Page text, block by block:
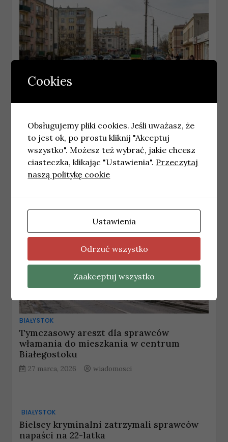
Skuteczna interwencja policjantów po
służbie. 39-latek aresztowany za serię
przestępstw
15 czerwca, 2026 wiadomosci
BIAŁYSTOK
Tymczasowy areszt dla sprawców
włamania do mieszkania w centrum
Białegostoku
27 marca, 2026 wiadomosci
BIAŁYSTOK
Bielscy kryminalni zatrzymali sprawców
napaści na 22-latka
Cookies
Obsługujemy pliki cookies. Jeśli uważasz, że
to jest ok, po prostu kliknij "Akceptuj
wszystko". Możesz też wybrać, jakie chcesz
ciasteczka, klikając "Ustawienia". Przeczytaj
naszą politykę cookie
Ustawienia
Odrzuć wszystko
Zaakceptuj wszystko